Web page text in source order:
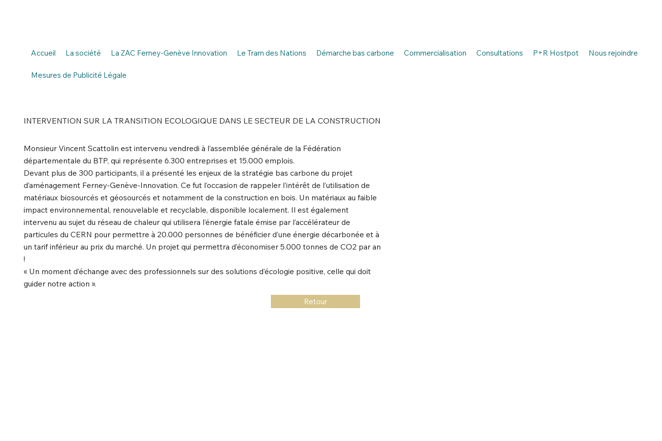
Accueil La société La ZAC Ferney-Genève Innovation Le Tram des Nations Démarche bas carbone Commercialisation Consultations P+R Hostpot Nous rejoindre
Mesures de Publicité Légale
INTERVENTION SUR LA TRANSITION ECOLOGIQUE DANS LE SECTEUR DE LA CONSTRUCTION
Monsieur Vincent Scattolin est intervenu vendredi à l’assemblée générale de la Fédération
départementale du BTP, qui représente 6.300 entreprises et 15.000 emplois.
Devant plus de 300 participants, il a présenté les enjeux de la stratégie bas carbone du projet
d’aménagement Ferney-Genève-Innovation. Ce fut l’occasion de rappeler l’intérêt de l’utilisation de
matériaux biosourcés et géosourcés et notamment de la construction en bois. Un matériaux au faible
impact environnemental, renouvelable et recyclable, disponible localement. Il est également
intervenu au sujet du réseau de chaleur qui utilisera l’énergie fatale émise par l’accélérateur de
particules du CERN pour permettre à 20.000 personnes de bénéficier d’une énergie décarbonée et à
un tarif inférieur au prix du marché. Un projet qui permettra d’économiser 5.000 tonnes de CO2 par an
!
« Un moment d’échange avec des professionnels sur des solutions d’écologie positive, celle qui doit
guider notre action ».
Retour